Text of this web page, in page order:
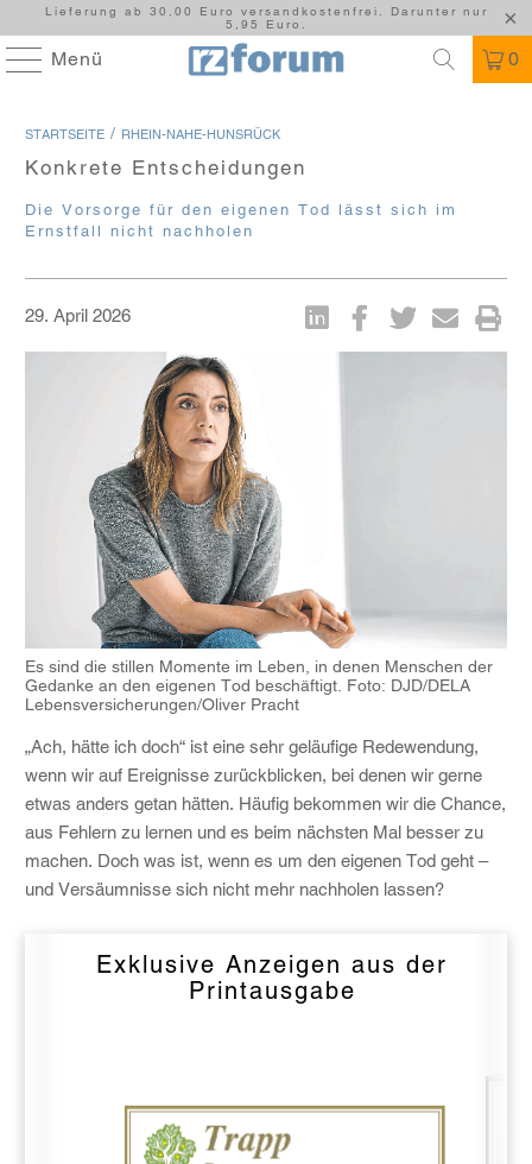
Lieferung ab 30,00 Euro versandkostenfrei. Darunter nur
5,95 Euro.
Menü 0
STARTSEITE / RHEIN-NAHE-HUNSRÜCK
Konkrete Entscheidungen
Die Vorsorge für den eigenen Tod lässt sich im
Ernstfall nicht nachholen
29. April 2026
Es sind die stillen Momente im Leben, in denen Menschen der
Gedanke an den eigenen Tod beschäftigt. Foto: DJD/DELA
Lebensversicherungen/Oliver Pracht
„Ach, hätte ich doch“ ist eine sehr geläufige Redewendung,
wenn wir auf Ereignisse zurückblicken, bei denen wir gerne
etwas anders getan hätten. Häufig bekommen wir die Chance,
aus Fehlern zu lernen und es beim nächsten Mal besser zu
machen. Doch was ist, wenn es um den eigenen Tod geht –
und Versäumnisse sich nicht mehr nachholen lassen?
Exklusive Anzeigen aus der
Printausgabe